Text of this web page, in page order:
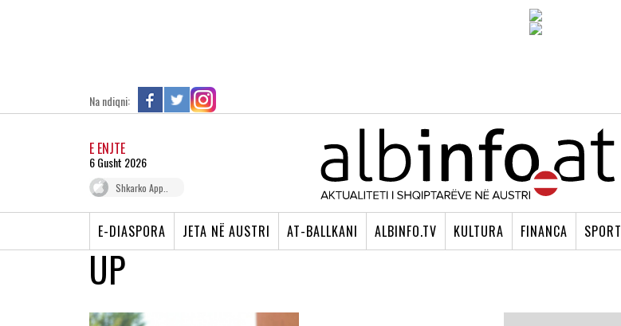
Na ndiqni:
E ENJTE
6 Gusht 2026
Shkarko App..
E-DIASPORA JETA NË AUSTRI AT-BALLKANI ALBINFO.TV KULTURA FINANCA SPORT
UPKOSOVA